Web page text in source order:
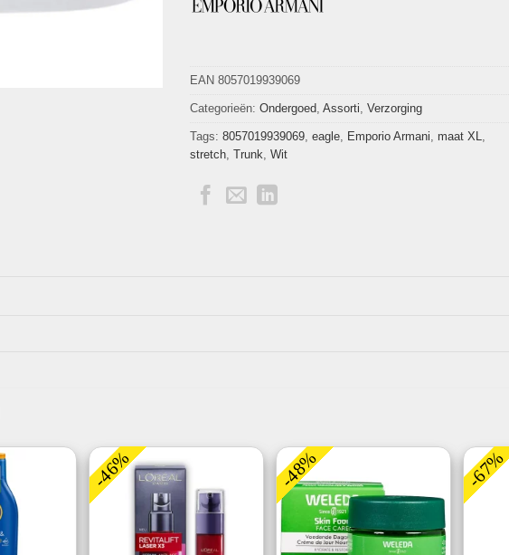
EAN 8057019939069
Categorieën: Ondergoed, Assorti, Verzorging
Tags: 8057019939069, eagle, Emporio Armani, maat XL,
stretch, Trunk, Wit
-46% -48% -67%